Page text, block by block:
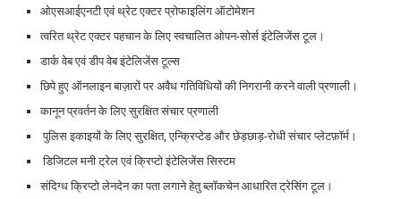
ओएसआईएनटी एवं थ्रेट एक्टर प्रोफाइलिंग ऑटोमेशन
त्वरित थ्रेट एक्टर पहचान के लिए स्वचालित ओपन-सोर्स इंटेलिजेंस टूल।
डार्क वेब एवं डीप वेब इंटेलिजेंस टूल्स
छिपे हुए ऑनलाइन बाज़ारों पर अवैध गतिविधियों की निगरानी करने वाली प्रणाली।
कानून प्रवर्तन के लिए सुरक्षित संचार प्रणाली
पुलिस इकाइयों के लिए सुरक्षित, एन्क्रिप्टेड और छेड़छाड़-रोधी संचार प्लेटफ़ॉर्म।
डिजिटल मनी ट्रेल एवं क्रिप्टो इंटेलिजेंस सिस्टम
संदिग्ध क्रिप्टो लेनदेन का पता लगाने हेतु ब्लॉकचेन आधारित ट्रेसिंग टूल।